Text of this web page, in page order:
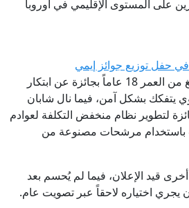
على المستوى الإقليمي في أوروبا
حفل توزيع جوائز إيمي
هذا وفاز شاب إيرلندي يبلغ من العمر 18 عاماً بجائزة عن ابتكار
يتفكك بشكل آمن، فيما نال شابان
17 عاماً الجائزة لتطوير نظام منخفض التكلفة لعوادم
باستخدام مرشحات مصنوعة من
أخرى قيد الإعلان، فيما لم يُحسم بعد
يجري اختياره لاحقاً عبر تصويت عام.